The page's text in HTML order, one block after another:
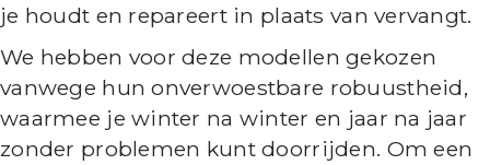
je houdt en repareert in plaats van vervangt.
We hebben voor deze modellen gekozen
vanwege hun onverwoestbare robuustheid,
waarmee je winter na winter en jaar na jaar
zonder problemen kunt doorrijden. Om een